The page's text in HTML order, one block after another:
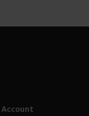
Account